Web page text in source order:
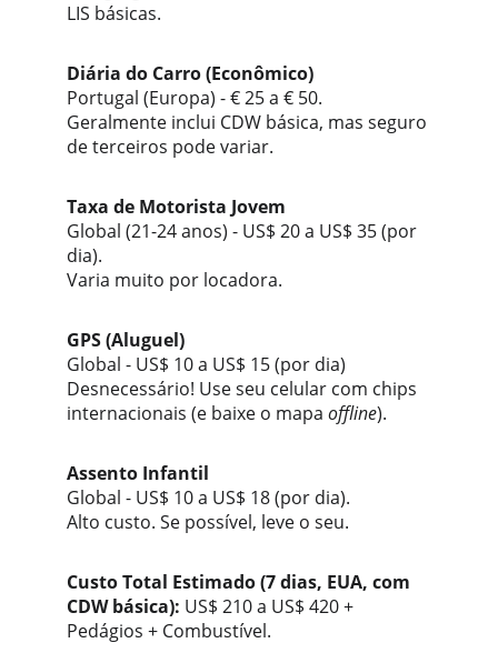
LIS básicas.
Diária do Carro (Econômico)
Portugal (Europa) - € 25 a € 50.
Geralmente inclui CDW básica, mas seguro
de terceiros pode variar.
Taxa de Motorista Jovem
Global (21-24 anos) - US$ 20 a US$ 35 (por
dia).
Varia muito por locadora.
GPS (Aluguel)
Global - US$ 10 a US$ 15 (por dia)
Desnecessário! Use seu celular com chips
internacionais (e baixe o mapa offline).
Assento Infantil
Global - US$ 10 a US$ 18 (por dia).
Alto custo. Se possível, leve o seu.
Custo Total Estimado (7 dias, EUA, com
CDW básica): US$ 210 a US$ 420 +
Pedágios + Combustível.